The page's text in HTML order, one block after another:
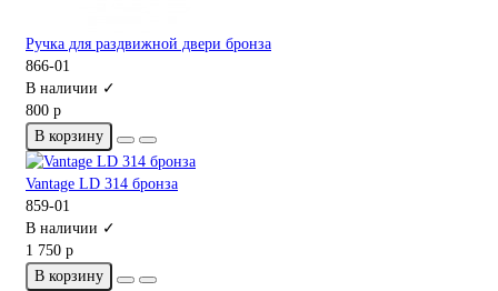
Ручка для раздвижной двери бронза
866-01
В наличии ✓
800 р
В корзину
Vantage LD 314 бронза
859-01
В наличии ✓
1 750 р
В корзину